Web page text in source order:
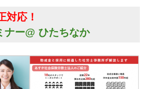
対応！
ナー@ ひたちなか